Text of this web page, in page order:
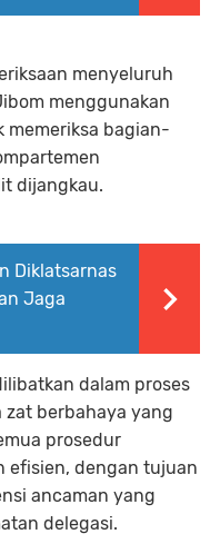
menyeluruh
menggunakan
memeriksa bagian-
dijangkau.
Diklatsarnas
Jaga
dalam proses
berbahaya yang
prosedur
efisien, dengan tujuan
ancaman yang
delegasi.